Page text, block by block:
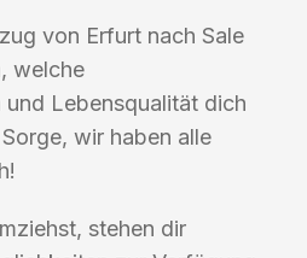
von Erfurt nach Sale
welche
Lebensqualität dich
wir haben alle
stehen dir